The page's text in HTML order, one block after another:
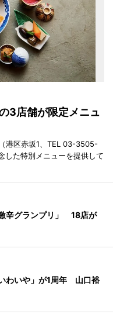
3店舗が限定メニュ
港区赤坂1、TEL 03-3505-
した特別メニューを提供して
辛グランプリ」 18店が
わいや」が1周年 山口裕